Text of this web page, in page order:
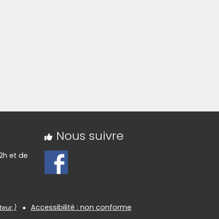
et de
Nous suivre
Accessibilité : non conforme